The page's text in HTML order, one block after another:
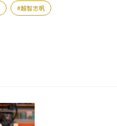
越智志帆